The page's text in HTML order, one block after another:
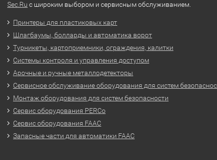
Sec.Ru с широким выбором и сервисным обслуживанием.
Принтеры для пластиковых карт
Шлагбаумы, болларды и автоматика ворот
Турникеты, картоприемники, ограждения, калитки
Системы контроля и управления доступом
Арочные и ручные металлодетекторы
Сервисное обслуживание оборудования для систем
Монтаж оборудования для систем безопасности
Сервис оборудования PERCo
Сервис оборудования FAAC
Запасные части для автоматики FAAC